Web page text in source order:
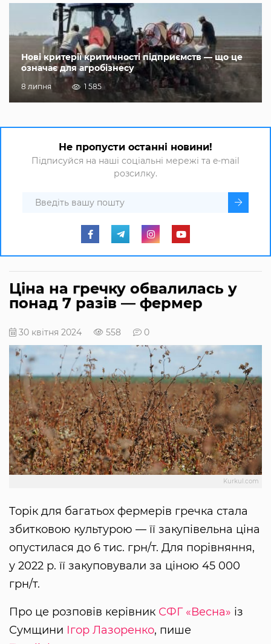
Нові критерії критичності підприємств — що це
означає для агробізнесу
8 липня 1 585
Не пропусти останні новини!
Підписуйся на наші соціальні мережі та e-mail
розсилку.
Ціна на гречку обвалилась у
понад 7 разів — фермер
30 квітня 2024 558 0
Kurkul.com
Торік для багатьох фермерів гречка стала
збитковою культурою — її закупівельна ціна
опустилася до 6 тис. грн/т. Для порівняння,
у 2022 р. її закуповували за ціною 45 000
грн/т.
Про це розповів керівник СФГ «Весна» із
Сумщини Ігор Лазоренко, пише